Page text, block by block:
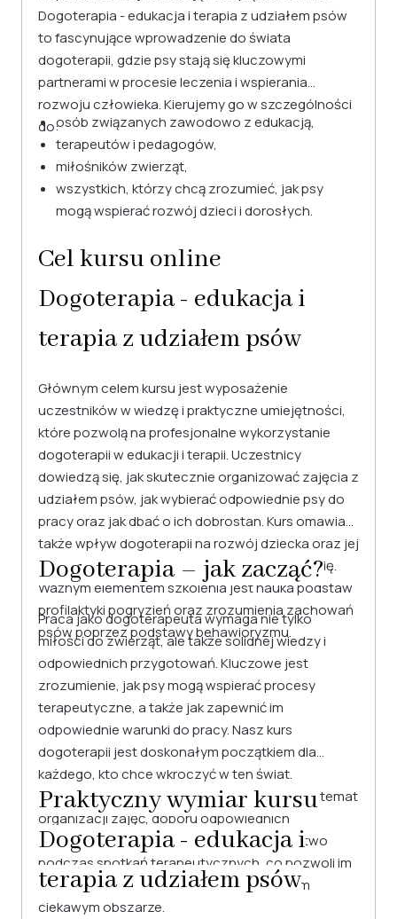
Dogoterapia - edukacja i terapia z udziałem psów
to fascynujące wprowadzenie do świata
dogoterapii, gdzie psy stają się kluczowymi
partnerami w procesie leczenia i wspierania
rozwoju człowieka. Kierujemy go w szczególności
do:osób związanych zawodowo z edukacją,
terapeutów i pedagogów,
miłośników zwierząt,
wszystkich, którzy chcą zrozumieć, jak psy
mogą wspierać rozwój dzieci i dorosłych.
Cel kursu online
Dogoterapia - edukacja i
terapia z udziałem psów
Głównym celem kursu jest wyposażenie
uczestników w wiedzę i praktyczne umiejętności,
które pozwolą na profesjonalne wykorzystanie
dogoterapii w edukacji i terapii. Uczestnicy
dowiedzą się, jak skutecznie organizować zajęcia z
udziałem psów, jak wybierać odpowiednie psy do
pracy oraz jak dbać o ich dobrostan. Kurs omawia
także wpływ dogoterapii na rozwój dziecka oraz jej
znaczenie jako metody wspomagającej terapię.
Ważnym elementem szkolenia jest nauka podstaw
profilaktyki pogryzień oraz zrozumienia zachowań
psów poprzez podstawy behawioryzmu.
Dogoterapia – jak zacząć?
Praca jako dogoterapeuta wymaga nie tylko
miłości do zwierząt, ale także solidnej wiedzy i
odpowiednich przygotowań. Kluczowe jest
zrozumienie, jak psy mogą wspierać procesy
terapeutyczne, a także jak zapewnić im
odpowiednie warunki do pracy. Nasz kurs
dogoterapii jest doskonałym początkiem dla
każdego, kto chce wkroczyć w ten świat.
Uczestnicy zdobędą podstawową wiedzę na temat
organizacji zajęć, doboru odpowiednich
czworonogów oraz dbania o bezpieczeństwo
podczas spotkań terapeutycznych, co pozwoli im
z powodzeniem rozpocząć działania w tym
ciekawym obszarze.
Praktyczny wymiar kursu
Dogoterapia - edukacja i
terapia z udziałem psów